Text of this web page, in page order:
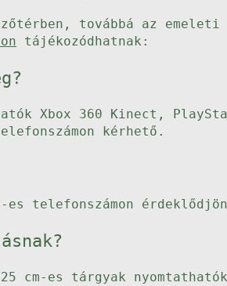
továbbá az emeleti
tájékozódhatnak:
Xbox 360 Kinect,
kérhető.
telefonszámon
cm-es tárgyak